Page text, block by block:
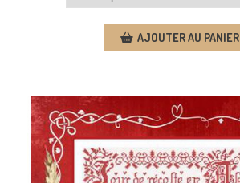
AJOUTER AU PANIER